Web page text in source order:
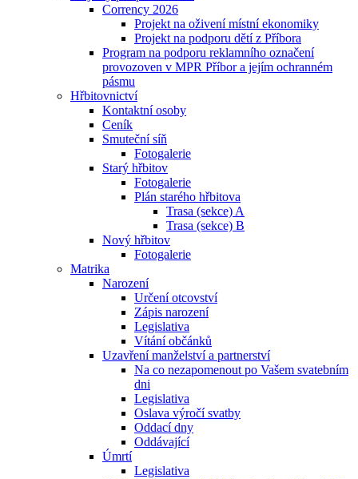
Corrency 2026
Projekt na oživení místní ekonomiky
Projekt na podporu dětí z Příbora
Program na podporu reklamního označení
provozoven v MPR Příbor a jejím ochranném
pásmu
Hřbitovnictví
Kontaktní osoby
Ceník
Smuteční síň
Fotogalerie
Starý hřbitov
Fotogalerie
Plán starého hřbitova
Trasa (sekce) A
Trasa (sekce) B
Nový hřbitov
Fotogalerie
Matrika
Narození
Určení otcovství
Zápis narození
Legislativa
Vítání občánků
Uzavření manželství a partnerství
Na co nezapomenout po Vašem svatebním
dni
Legislativa
Oslava výročí svatby
Oddací dny
Oddávající
Úmrtí
Legislativa